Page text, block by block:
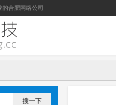
的合肥网络公司
搜一下